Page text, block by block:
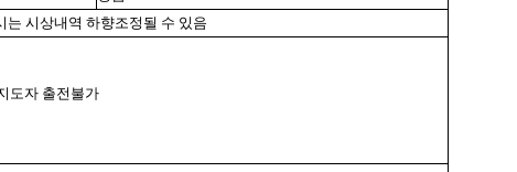
시상내역 하향조정될 수 있음
도자 출전불가